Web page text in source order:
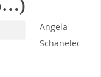
Angela
Schanelec